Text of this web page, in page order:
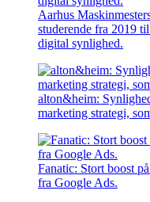
Aarhus
studerende fra 2019
digital synlighed.
alton&heim:
marketing strategi,
Fanatic: Stort boost
fra Google Ads.